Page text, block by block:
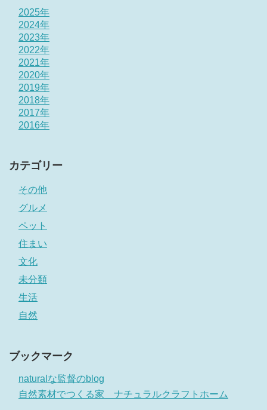
2025年
2024年
2023年
2022年
2021年
2020年
2019年
2018年
2017年
2016年
カテゴリー
その他
グルメ
ペット
住まい
文化
未分類
生活
自然
ブックマーク
naturalな監督のblog
自然素材でつくる家 ナチュラルクラフトホーム